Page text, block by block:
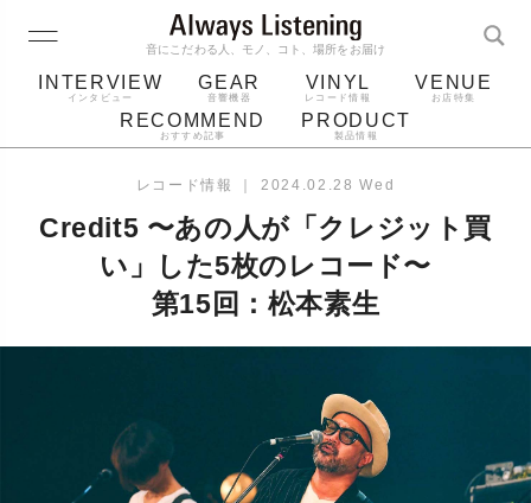
音にこだわる人、モノ、コト、場所をお届け
INTERVIEW
インタビュー
GEAR
音響機器
VINYL
レコード情報
VENUE
お店特集
RECOMMEND
おすすめ記事
PRODUCT
製品情報
ジャケット bluetooth
レコード針
レコード情報 ｜ 2024.02.28 Wed
Credit5 〜あの人が「クレジット買
い」した5枚のレコード〜
第15回：松本素生